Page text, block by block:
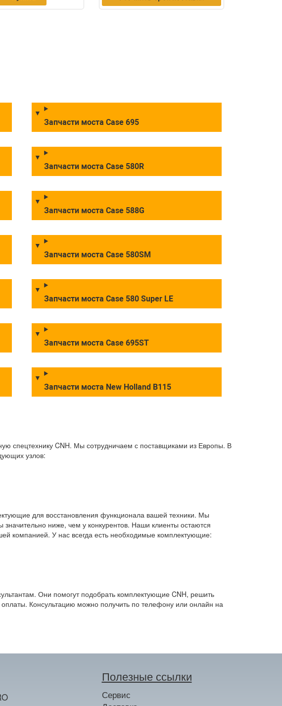
Запчасти моста Case 695
Запчасти моста Case 580R
Запчасти моста Case 588G
Запчасти моста Case 580SM
Запчасти моста Case 580 Super LE
Запчасти моста Case 695ST
Запчасти моста New Holland B115
спецтехнику CNH. Мы сотрудничаем с поставщиками из Европы. В
узлов:
для восстановления функционала вашей техники. Мы
ниже, чем у конкурентов. Наши клиенты остаются
компанией. У нас всегда есть необходимые комплектующие:
Они помогут подобрать комплектующие CNH, решить
Консультацию можно получить по телефону или онлайн на
Полезные ссылки
Сервис